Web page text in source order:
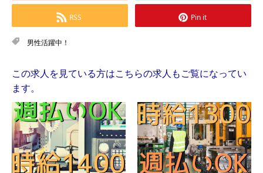
RSS Pin it
男性活躍中！
この求人を見ている方はこちらの求人もご覧になってい
ます。